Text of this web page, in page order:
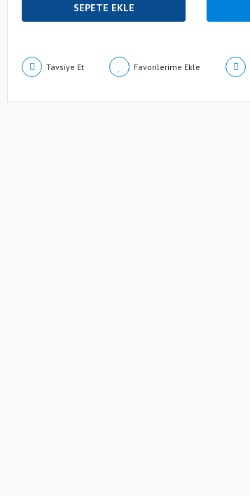
SEPETE EKLE
Tavsiye Et